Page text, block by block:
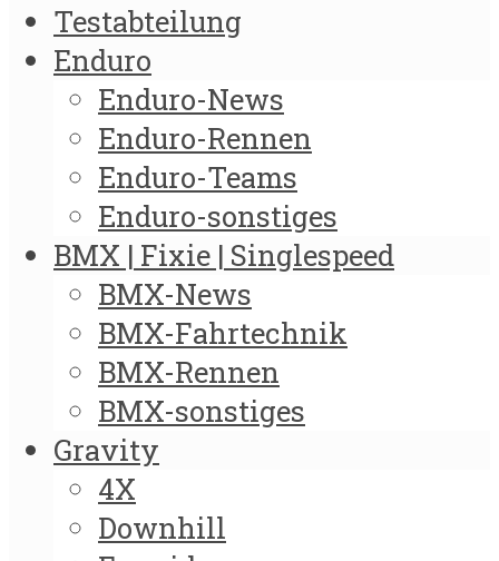
Testabteilung
Enduro
Enduro-News
Enduro-Rennen
Enduro-Teams
Enduro-sonstiges
BMX | Fixie | Singlespeed
BMX-News
BMX-Fahrtechnik
BMX-Rennen
BMX-sonstiges
Gravity
4X
Downhill